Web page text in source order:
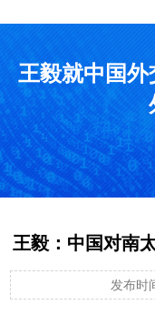
王毅就中国
王毅：中国对南
发布时